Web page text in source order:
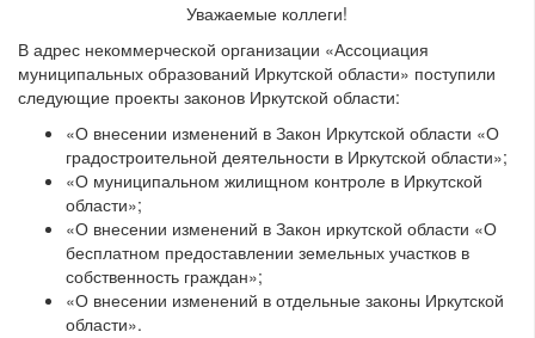
Уважаемые коллеги!
В адрес некоммерческой организации «Ассоциация
муниципальных образований Иркутской области» поступили
следующие проекты законов Иркутской области:
«О внесении изменений в Закон Иркутской области «О
градостроительной деятельности в Иркутской области»;
«О муниципальном жилищном контроле в Иркутской
области»;
«О внесении изменений в Закон иркутской области «О
бесплатном предоставлении земельных участков в
собственность граждан»;
«О внесении изменений в отдельные законы Иркутской
области».